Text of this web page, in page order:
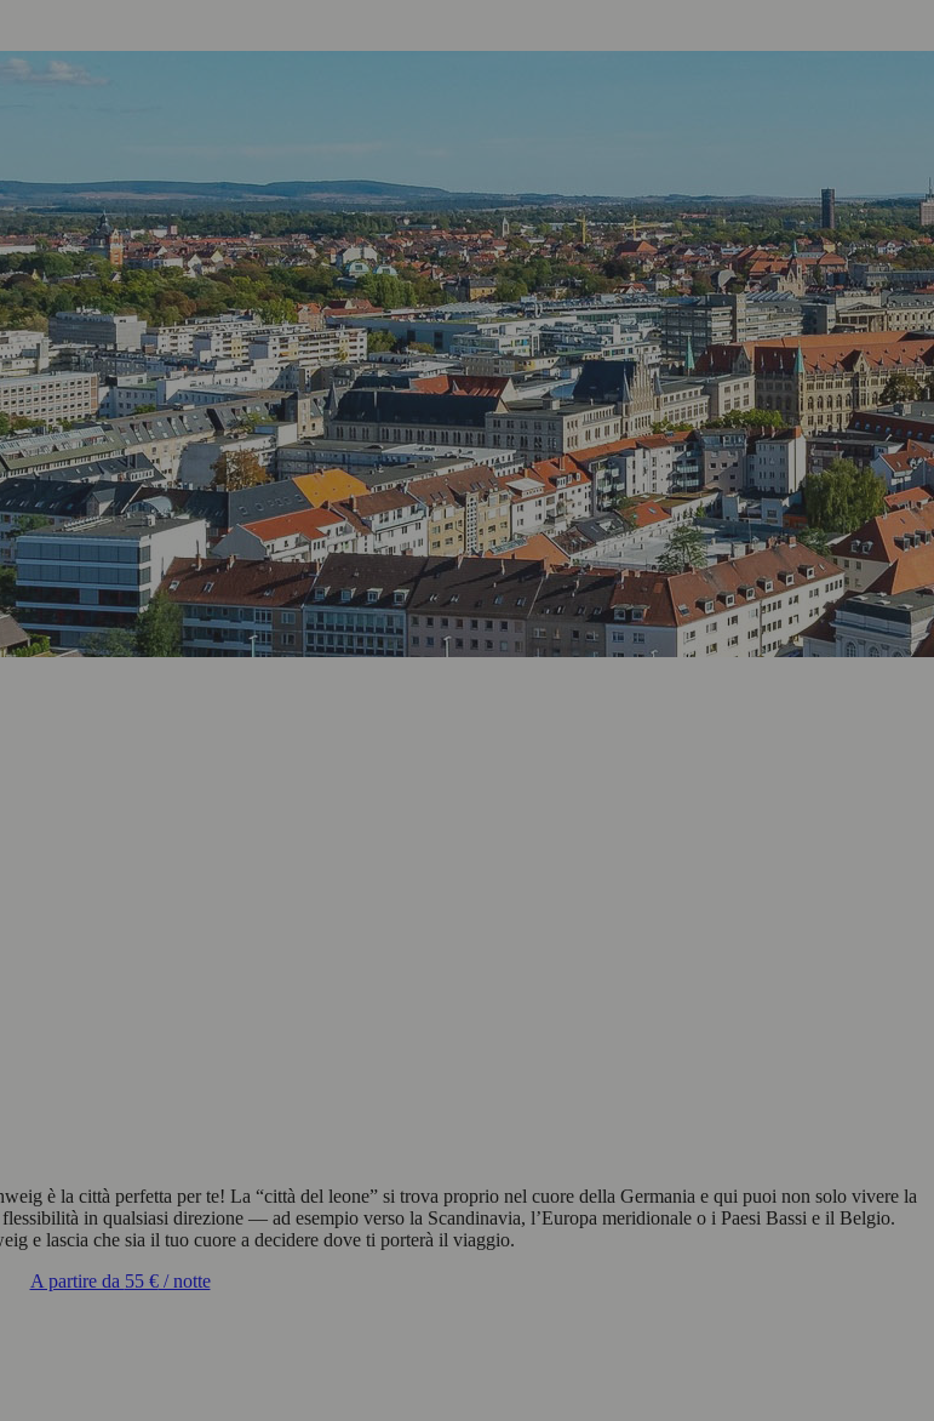
è la città perfetta per te! La “città del leone” si trova proprio nel cuore della Germania e qui puoi non solo vivere la
in qualsiasi direzione — ad esempio verso la Scandinavia, l’Europa meridionale o i Paesi Bassi e il Belgio.
e lascia che sia il tuo cuore a decidere dove ti porterà il viaggio.
A partire da 55 €/ notte